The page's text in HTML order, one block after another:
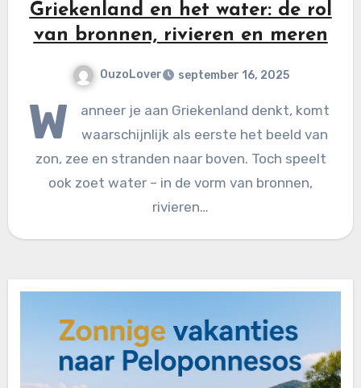
Griekenland en het water: de rol
van bronnen, rivieren en meren
OuzoLover september 16, 2025
W
anneer je aan Griekenland denkt, komt
waarschijnlijk als eerste het beeld van
zon, zee en stranden naar boven. Toch speelt
ook zoet water – in de vorm van bronnen,
rivieren…